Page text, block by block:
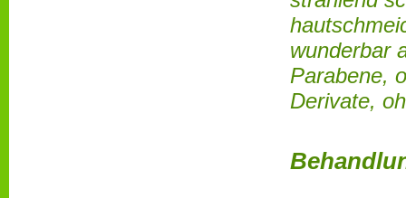
wunderbar
Parabene,
Derivate,